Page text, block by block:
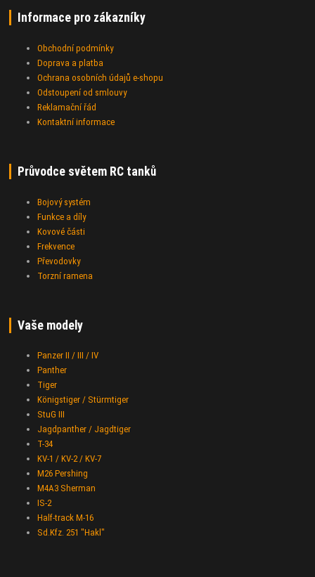
Informace pro zákazníky
Obchodní podmínky
Doprava a platba
Ochrana osobních údajů e-shopu
Odstoupení od smlouvy
Reklamační řád
Kontaktní informace
Průvodce světem RC tanků
Bojový systém
Funkce a díly
Kovové části
Frekvence
Převodovky
Torzní ramena
Vaše modely
Panzer II / III / IV
Panther
Tiger
Königstiger / Stürmtiger
StuG III
Jagdpanther / Jagdtiger
T-34
KV-1 / KV-2 / KV-7
M26 Pershing
M4A3 Sherman
IS-2
Half-track M-16
Sd.Kfz. 251 "Hakl"